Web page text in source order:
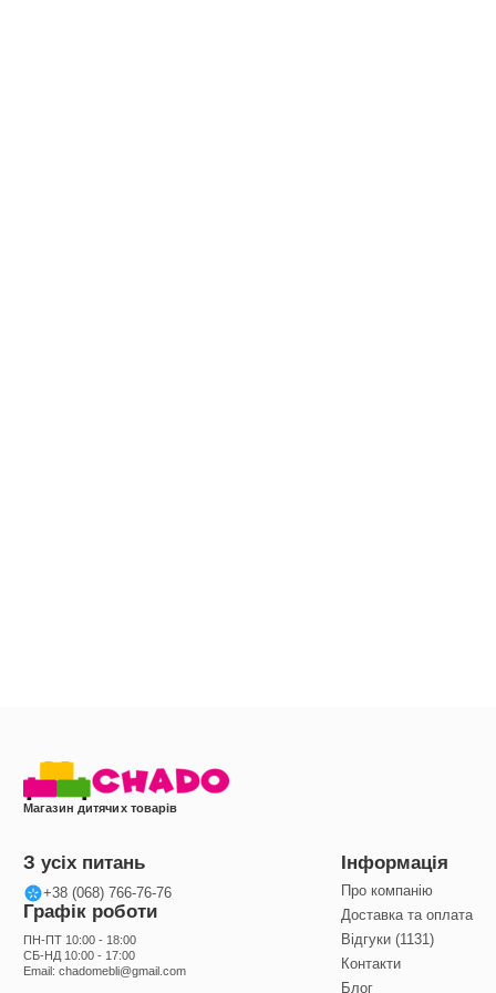
Магазин дитячих товарів
З усіх питань
+38 (068) 766-76-76
Графік роботи
ПН-ПТ 10:00 - 18:00
СБ-НД 10:00 - 17:00
Email: chadomebli@gmail.com
Інформація
Про компанію
Доставка та оплата
Відгуки (1131)
Контакти
Блог